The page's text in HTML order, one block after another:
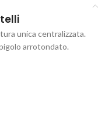
unica centralizzata.
arrotondato.